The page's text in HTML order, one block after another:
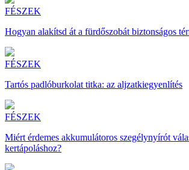
FÉSZEK
Hogyan alakítsd át a fürdőszobát biztonságos
FÉSZEK
Tartós padlóburkolat titka: az aljzatkiegyenlítés
FÉSZEK
Miért érdemes akkumulátoros szegélynyírót
kertápoláshoz?